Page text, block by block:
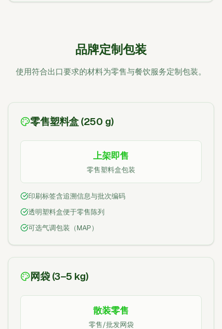
品牌定制包装
使用符合出口要求的材料为零售与餐饮服务定制包装。
零售塑料盒 (250 g)
上架即售
零售塑料盒包装
印刷标签含追溯信息与批次编码
透明塑料盒便于零售陈列
可选气调包装（MAP）
网袋 (3–5 kg)
散装零售
零售/批发网袋